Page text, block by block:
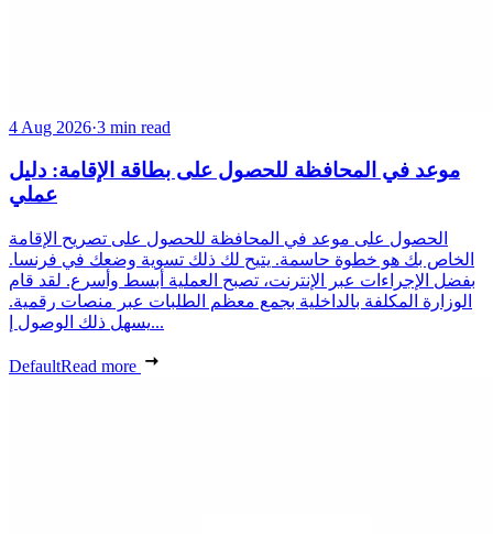
4 Aug 2026·3 min read
موعد في المحافظة للحصول على بطاقة الإقامة: دليل
عملي
الحصول على موعد في المحافظة للحصول على تصريح الإقامة
الخاص بك هو خطوة حاسمة. يتيح لك ذلك تسوية وضعك في فرنسا.
بفضل الإجراءات عبر الإنترنت، تصبح العملية أبسط وأسرع. لقد قام
الوزارة المكلفة بالداخلية بجمع معظم الطلبات عبر منصات رقمية.
يسهل ذلك الوصول إ...
DefaultRead more